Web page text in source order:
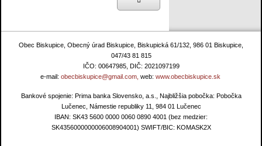
Obec Biskupice, Obecný úrad Biskupice, Biskupická 61/132, 986 01 Biskupice,
047/43 81 815
IČO: 00647985, DIČ: 2021097199
e-mail: obecbiskupice@gmail.com, web: www.obecbiskupice.sk
Bankové spojenie: Prima banka Slovensko, a.s., Najbližšia pobočka: Pobočka
Lučenec, Námestie republiky 11, 984 01 Lučenec
IBAN: SK43 5600 0000 0060 0890 4001 (bez medzier:
SK4356000000006008904001) SWIFT/BIC: KOMASK2X